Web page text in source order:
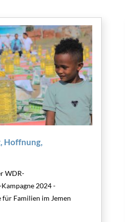
Hoffnung,
WDR-
2024 -
Familien im Jemen